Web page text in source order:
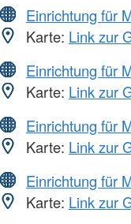
Einrichtung für
Karte: Link zur
Einrichtung für
Karte: Link zur
Einrichtung für
Karte: Link zur
Einrichtung für
Karte: Link zur